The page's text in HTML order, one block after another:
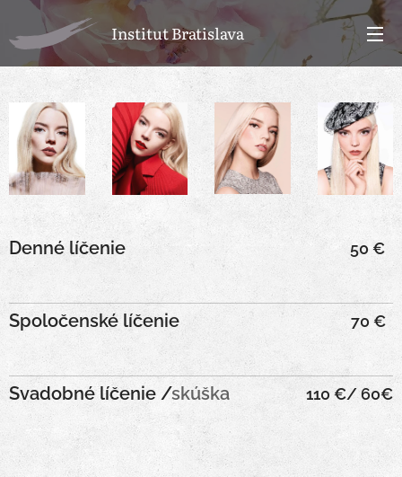
Institut Bratislava
Denné líčenie 50 €
Spoločenské líčenie 70 €
Svadobné líčenie /skúška 110 €/ 60€